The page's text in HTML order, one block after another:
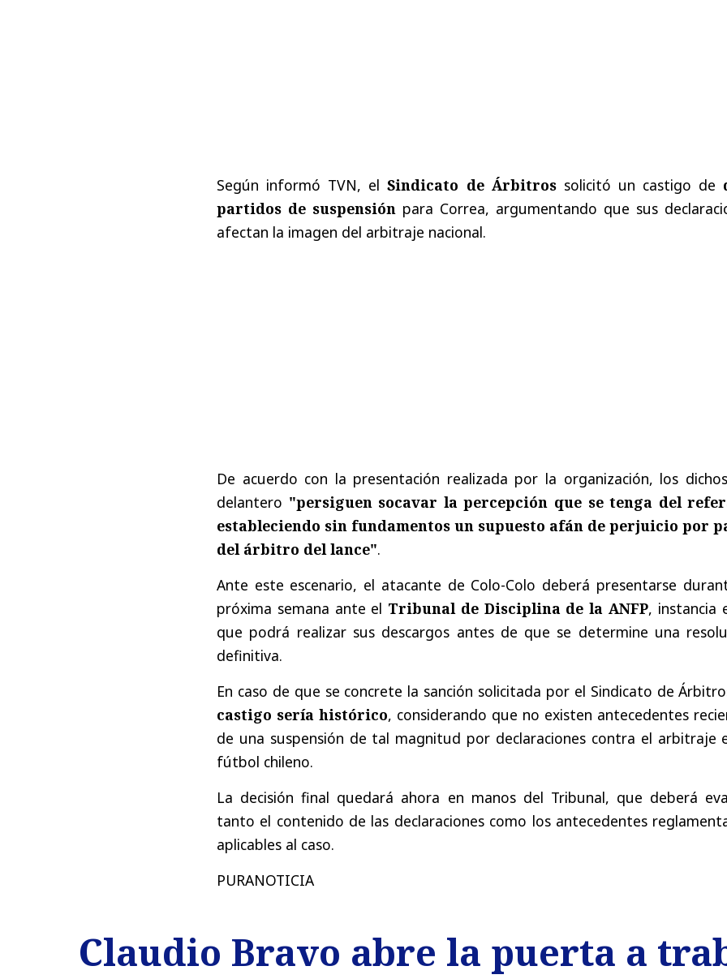
Según informó TVN, elSindicato de Árbitrossolicitó un castigo de
partidos de suspensión para Correa, argumentando que sus
afectan la imagen del arbitraje nacional.
De acuerdo con la presentación realizada por la organización, los
delantero "persiguen socavar la percepción que se tenga del
estableciendo sin fundamentos un supuesto afán de perjuicio por
del árbitro del lance".
Ante este escenario, el atacante de Colo-Colo deberá presentarse
próxima semana ante el Tribunal de Disciplina de la ANFP, instancia
que podrá realizar sus descargos antes de que se determine una
definitiva.
En caso de que se concrete la sanción solicitada por el Sindicato de
castigo seríahistórico, considerando que no existen antecedentes
de una suspensión de tal magnitud por declaraciones contra el arbitraje
fútbol chileno.
La decisión final quedará ahora en manos del Tribunal, que deberá
tanto el contenido de las declaraciones como los antecedentes
aplicables al caso.
PURANOTICIA
Claudio Bravo abre la puerta a